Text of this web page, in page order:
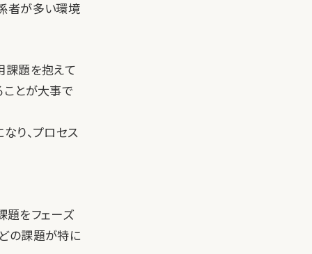
者が多い環境
課題を抱えて
ことが大事で
り、プロセス
題をフェーズ
の課題が特に